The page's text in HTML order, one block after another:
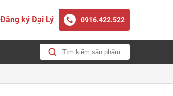
Đăng ký Đại Lý 0916.422.522